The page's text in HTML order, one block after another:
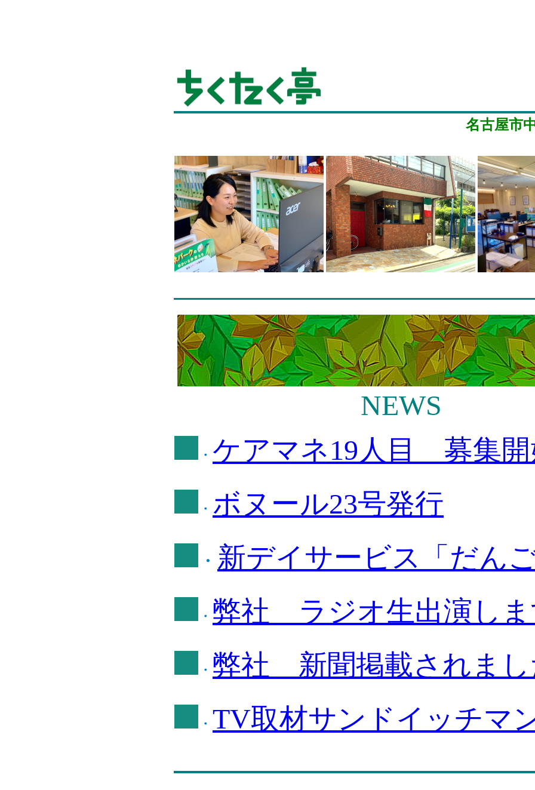
名古屋市
NEWS
・ ケアマネ19人目 募集
・ ボヌール23号発行
・ 新デイサービス「だん
・ 弊社 ラジオ生出演し
・ 弊社 新聞掲載されま
・ TV取材サンドイッチマ